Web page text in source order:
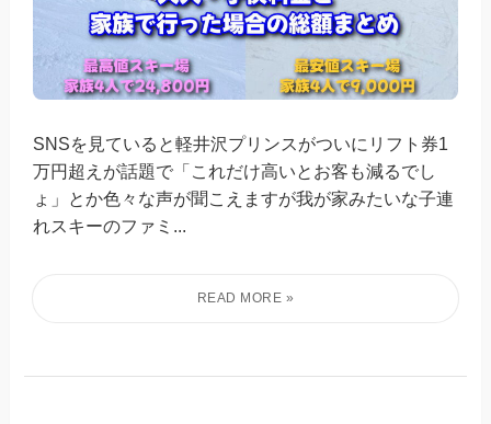
SNSを見ていると軽井沢プリンスがついにリフト券1
万円超えが話題で「これだけ高いとお客も減るでし
ょ」とか色々な声が聞こえますが我が家みたいな子連
れスキーのファミ...